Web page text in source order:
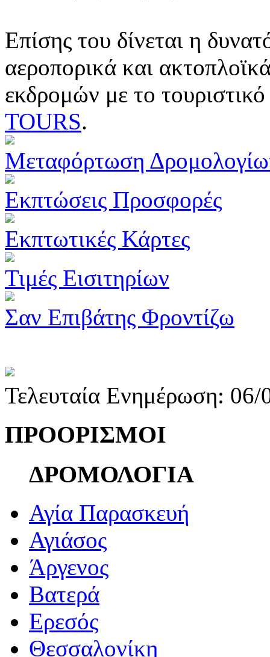
Επίσης του δίνεται η
αεροπορικά και
εκδρομών με το
TOURS.
Μεταφόρτωση
Εκπτώσεις Προσφορές
Εκπτωτικές Κάρτες
Τιμές Εισιτηρίων
Σαν Επιβάτης Φροντίζω
Τελευταία Ενημέρωση:
ΠΡΟΟΡΙΣΜΟΙ
ΔΡΟΜΟΛΟΓΙΑ
Αγία Παρασκευή
Αγιάσος
Άργενος
Βατερά
Ερεσός
Θεσσαλονίκη